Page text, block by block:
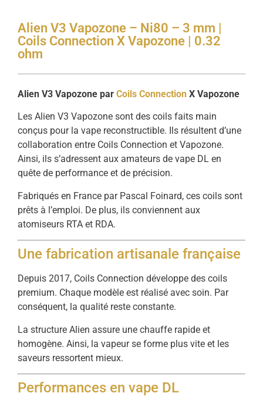
Alien V3 Vapozone – Ni80 – 3 mm |
Coils Connection X Vapozone | 0.32
ohm
Alien V3 Vapozone par Coils Connection X Vapozone
Les Alien V3 Vapozone sont des coils faits main
conçus pour la vape reconstructible. Ils résultent d’une
collaboration entre Coils Connection et Vapozone.
Ainsi, ils s’adressent aux amateurs de vape DL en
quête de performance et de précision.
Fabriqués en France par Pascal Foinard, ces coils sont
prêts à l’emploi. De plus, ils conviennent aux
atomiseurs RTA et RDA.
Une fabrication artisanale française
Depuis 2017, Coils Connection développe des coils
premium. Chaque modèle est réalisé avec soin. Par
conséquent, la qualité reste constante.
La structure Alien assure une chauffe rapide et
homogène. Ainsi, la vapeur se forme plus vite et les
saveurs ressortent mieux.
Performances en vape DL